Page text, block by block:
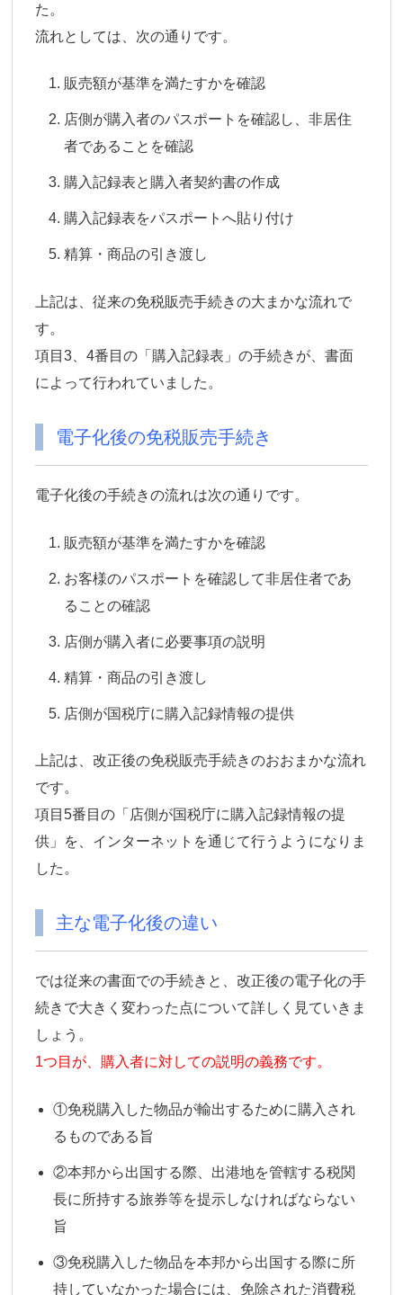
た。
流れとしては、次の通りです。
販売額が基準を満たすかを確認
店側が購入者のパスポートを確認し、非居住
者であることを確認
購入記録表と購入者契約書の作成
購入記録表をパスポートへ貼り付け
精算・商品の引き渡し
上記は、従来の免税販売手続きの大まかな流れで
す。
項目3、4番目の「購入記録表」の手続きが、書面
によって行われていました。
電子化後の免税販売手続き
電子化後の手続きの流れは次の通りです。
販売額が基準を満たすかを確認
お客様のパスポートを確認して非居住者であ
ることの確認
店側が購入者に必要事項の説明
精算・商品の引き渡し
店側が国税庁に購入記録情報の提供
上記は、改正後の免税販売手続きのおおまかな流れ
です。
項目5番目の「店側が国税庁に購入記録情報の提
供」を、インターネットを通じて行うようになりま
した。
主な電子化後の違い
では従来の書面での手続きと、改正後の電子化の手
続きで大きく変わった点について詳しく見ていきま
しょう。
1つ目が、購入者に対しての説明の義務です。
①免税購入した物品が輸出するために購入され
るものである旨
②本邦から出国する際、出港地を管轄する税関
長に所持する旅券等を提示しなければならない
旨
③免税購入した物品を本邦から出国する際に所
持していなかった場合には、免除された消費税